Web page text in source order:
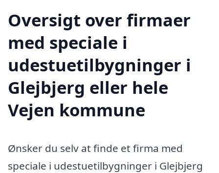
Oversigt over firmaer
med speciale i
udestuetilbygninger i
Glejbjerg eller hele
Vejen kommune
Ønsker du selv at finde et firma med
speciale i udestuetilbygninger i Glejbjerg